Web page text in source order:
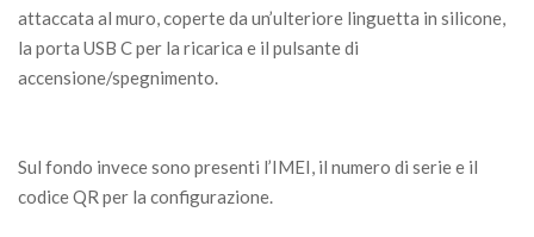
attaccata al muro, coperte da un’ulteriore linguetta in silicone,
la porta USB C per la ricarica e il pulsante di
accensione/spegnimento.
Sul fondo invece sono presenti l’IMEI, il numero di serie e il
codice QR per la configurazione.